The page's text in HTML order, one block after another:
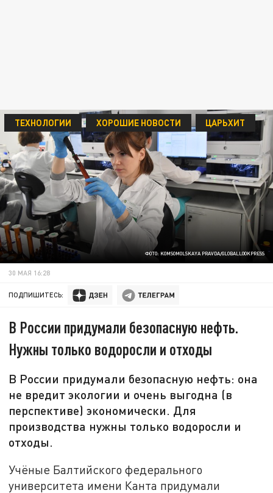
ФОТО: KOMSOMOLSKAYA PRAVDA/GLOBALLOOKPRESS
ТЕХНОЛОГИИ ХОРОШИЕ НОВОСТИ ЦАРЬХИТ
30 МАЯ 16:28
ПОДПИШИТЕСЬ:
В России придумали безопасную нефть.
Нужны только водоросли и отходы
В России придумали безопасную нефть: она
не вредит экологии и очень выгодна (в
перспективе) экономически. Для
производства нужны только водоросли и
отходы.
Учёные Балтийского федерального
университета имени Канта придумали